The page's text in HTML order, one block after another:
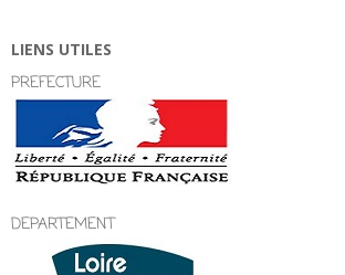
LIENS UTILES
PREFECTURE
DEPARTEMENT